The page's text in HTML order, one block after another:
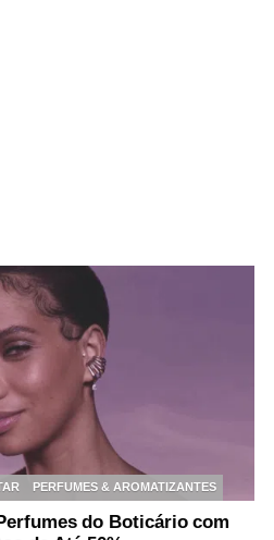
PERFUMES & AROMATIZANTES
do Boticário com